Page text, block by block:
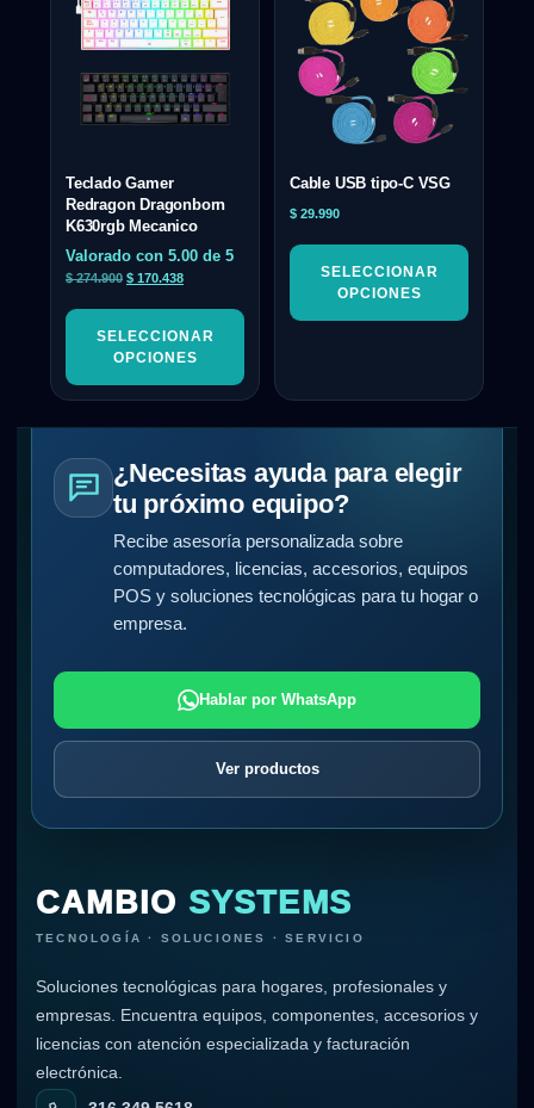
Teclado Gamer
Redragon Dragonborn
K630rgb Mecanico
Valorado con 5.00 de 5
$274.900 $ 170.438
SELECCIONAR
OPCIONES
Cable USB tipo-C VSG
$ 29.990
SELECCIONAR
OPCIONES
¿Necesitas ayuda para elegir
tu próximo equipo?
Recibe asesoría personalizada sobre
computadores, licencias, accesorios, equipos
POS y soluciones tecnológicas para tu hogar o
empresa.
Hablar por WhatsApp
Ver productos
CAMBIO SYSTEMS
TECNOLOGÍA · SOLUCIONES · SERVICIO
Soluciones tecnológicas para hogares, profesionales y
empresas. Encuentra equipos, componentes, accesorios y
licencias con atención especializada y facturación
electrónica.